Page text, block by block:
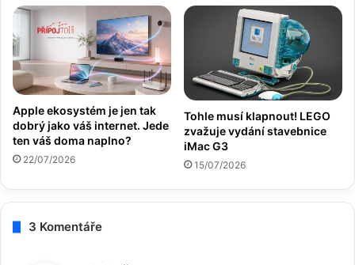
Apple ekosystém je jen tak
dobrý jako váš internet. Jede
ten váš doma naplno?
22/07/2026
Tohle musí klapnout! LEGO
zvažuje vydání stavebnice
iMac G3
15/07/2026
3 Komentáře